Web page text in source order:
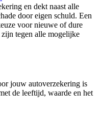
en dekt naast alle
door eigen schuld. Een
voor nieuwe of dure
tegen alle mogelijke
jouw autoverzekering is
de leeftijd, waarde en het